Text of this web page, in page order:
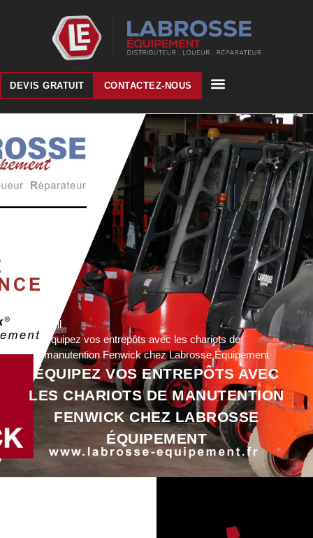
DEVIS GRATUIT CONTACTEZ-NOUS
Accueil
Équipez vos entrepôts avec les chariots de
manutention Fenwick chez Labrosse Équipement
ÉQUIPEZ VOS ENTREPÔTS AVEC
LES CHARIOTS DE MANUTENTION
FENWICK CHEZ LABROSSE
ÉQUIPEMENT